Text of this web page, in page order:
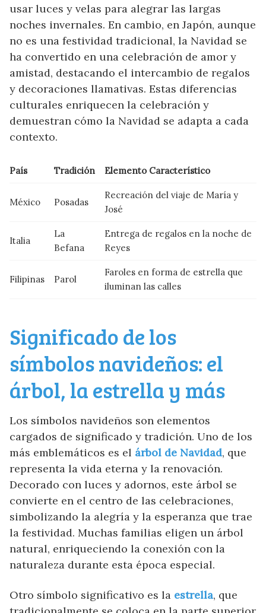
usar luces y velas para alegrar las largas
noches invernales. En cambio, en Japón, aunque
no es una festividad tradicional, la Navidad se
ha convertido en una celebración de amor y
amistad, destacando el intercambio de regalos
y decoraciones llamativas. Estas diferencias
culturales enriquecen la celebración y
demuestran cómo la Navidad se adapta a cada
contexto.
País Tradición Elemento Característico
México Posadas
Recreación del viaje de María y
José
Italia
La
Befana
Entrega de regalos en la noche de
Reyes
Filipinas Parol
Faroles en forma de estrella que
iluminan las calles
Significado de los
símbolos navideños: el
árbol, la estrella y más
Los símbolos navideños son elementos
cargados de significado y tradición. Uno de los
más emblemáticos es el árbol de Navidad, que
representa la vida eterna y la renovación.
Decorado con luces y adornos, este árbol se
convierte en el centro de las celebraciones,
simbolizando la alegría y la esperanza que trae
la festividad. Muchas familias eligen un árbol
natural, enriqueciendo la conexión con la
naturaleza durante esta época especial.
Otro símbolo significativo es la estrella, que